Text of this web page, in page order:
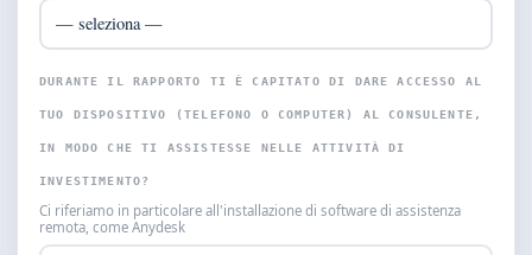
DURANTE IL RAPPORTO TI È CAPITATO DI DARE ACCESSO AL
TUO DISPOSITIVO (TELEFONO O COMPUTER) AL CONSULENTE,
IN MODO CHE TI ASSISTESSE NELLE ATTIVITÀ DI
INVESTIMENTO?
Ci riferiamo in particolare all'installazione di software di assistenza
remota, come Anydesk